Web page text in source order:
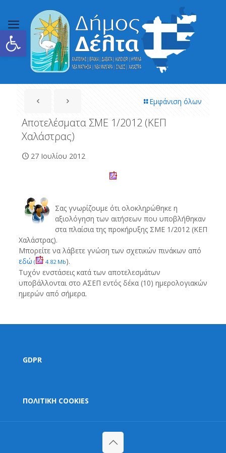
Ανοίξτε τη γραμμή εργαλείων
Εμφάνιση όλων
Αποτελέσματα ΣΜΕ 1/2012 (ΚΕΠ
Χαλάστρας)
27 Ιουλίου 2012
Σας γνωρίζουμε ότι ολοκληρώθηκε η
αξιολόγηση των αιτήσεων που υποβλήθηκαν
στα πλαίσια της προκήρυξης ΣΜΕ 1/2012 (ΚΕΠ
Χαλάστρας).
Μπορείτε να λάβετε γνώση των σχετικών πινάκων από
εδώ ( 4.82 Mb).
Τυχόν ενστάσεις κατά των αποτελεσμάτων
υποβάλλονται στο ΑΣΕΠ εντός δέκα (10) ημερολογιακών
ημερών από σήμερα.
GDPR
ΠΟΛΙΤΙΚΗ COOKIES